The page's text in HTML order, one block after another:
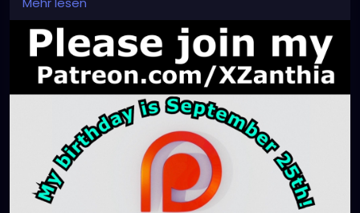
#BecomeAPatron
#CreatorsOnPatreon
#SupportArtists
#CreativeCommunity#BehindTheScenes
#CreatorEconomy
#IndependentCreator
#SubscribeNow#PatreonPerks #MembersOnly
#SupportSmallCreators#CreativeFunding
#SupportMyWork